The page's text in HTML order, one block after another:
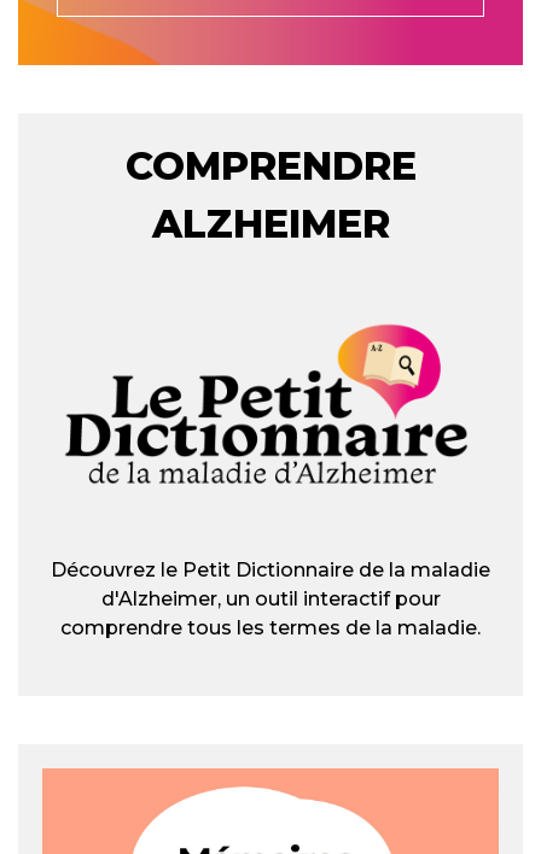
COMPRENDRE
ALZHEIMER
Découvrez le Petit Dictionnaire de la maladie
d'Alzheimer, un outil interactif pour
comprendre tous les termes de la maladie.